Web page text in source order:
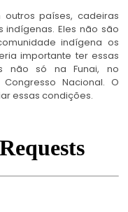
países, cadeiras
Eles não são
indígena os
importante ter essas
não só na Funai, no
Nacional. O
essas condições.